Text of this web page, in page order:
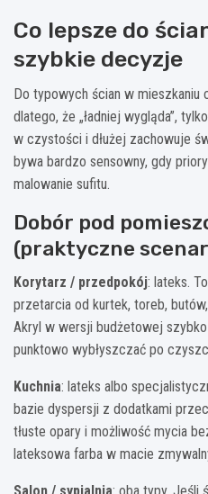
Co lepsze do
szybkie decyzje
Do typowych ścian w mieszkaniu
dlatego, że „ładniej wygląda”,
w czystości i dłużej zachowuje
bywa bardzo sensowny, gdy
malowanie sufitu.
Dobór pod
(praktyczne
Korytarz / przedpokój: lateks.
przetarcia od kurtek, toreb,
Akryl w wersji budżetowej szybko
punktowo wybłyszczać po
Kuchnia: lateks albo
bazie dyspersji z dodatkami
tłuste opary i możliwość mycia
lateksowa farba w macie